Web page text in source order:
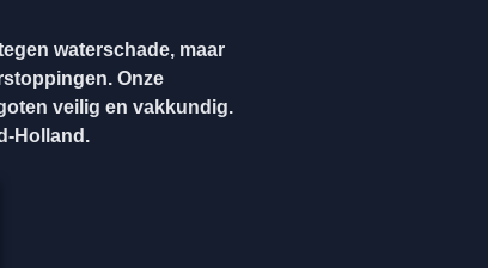
waterschade, maar
Onze
veilig en vakkundig.
Holland.